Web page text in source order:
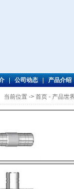
|公司动态|产品介绍
当前位置 -> 首页 - 产品世